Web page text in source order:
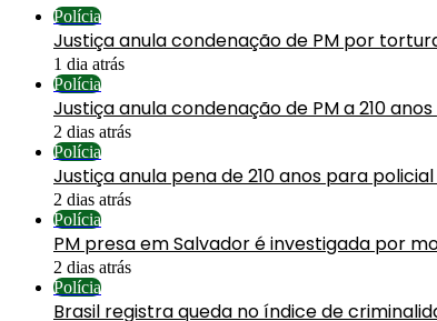
Polícia
Justiça anula condenação de PM por
1 dia atrás
Polícia
Justiça anula condenação de PM a 210
2 dias atrás
Polícia
Justiça anula pena de 210 anos para
2 dias atrás
Polícia
PM presa em Salvador é investigada por
2 dias atrás
Polícia
Brasil registra queda no índice de